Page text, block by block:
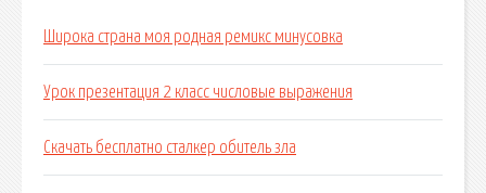
Широка страна моя родная ремикс минусовка
Урок презентация 2 класс числовые выражения
Скачать бесплатно сталкер обитель зла